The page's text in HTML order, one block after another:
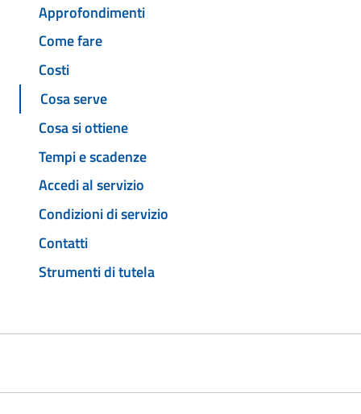
Approfondimenti
Come fare
Costi
Cosa serve
Cosa si ottiene
Tempi e scadenze
Accedi al servizio
Condizioni di servizio
Contatti
Strumenti di tutela